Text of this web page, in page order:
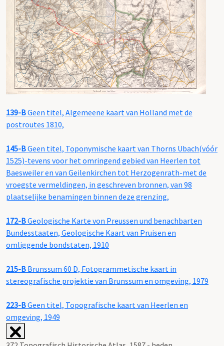
139-BGeen titel, Algemeene kaart van Holland met de
postroutes 1810,
145-BGeen titel, Toponymische kaart van Thorns Ubach(vóór
1525)-tevens voor het omringend gebied van Heerlen tot
Baesweiler en van Geilenkirchen tot Herzogenrath-met de
vroegste vermeldingen, in geschreven bronnen, van 98
plaatselijke benamingen binnen deze grenzing,
172-BGeologische Karte von Preussen und benachbarten
Bundesstaaten, Geologische Kaart van Pruisen en
omliggende bondstaten, 1910
215-B Brunssum 60 D, Fotogrammetische kaart in
stereografische projektie van Brunssum en omgeving, 1979
223-BGeen titel, Topografische kaart van Heerlen en
omgeving, 1949